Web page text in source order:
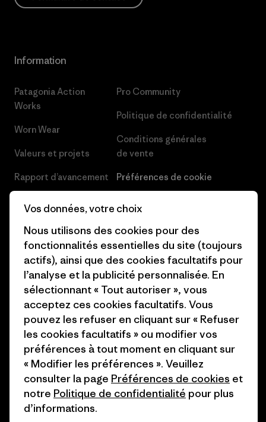
Information
Patagonia Action
Works
Worn Wear
Valeurs et projets
Rapport d’avancement
Objectifs climatiques
1% For The Planet
Comment nous
finançons
Cartes cadeaux
Nos magasins
Pro Community
Politique de confidentialité
Conditions générales
de vente
Préférences de cookie
Presse et media
Industry program
Programme d’affiliation
Patagonia Luxembourg Plan du
site
© 2026 Patagonia, Inc. All Rights Reserved.
Vos données, votre choix
Nous utilisons des cookies pour des
fonctionnalités essentielles du site (toujours
actifs), ainsi que des cookies facultatifs pour
l’analyse et la publicité personnalisée. En
sélectionnant « Tout autoriser », vous
acceptez ces cookies facultatifs. Vous
pouvez les refuser en cliquant sur « Refuser
les cookies facultatifs » ou modifier vos
préférences à tout moment en cliquant sur
« Modifier les préférences ». Veuillez
consulter la page Préférences de cookies et
notre Politique de confidentialité pour plus
d’informations.